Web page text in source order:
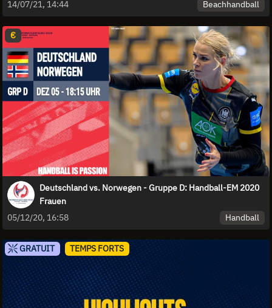
14/07/21, 14:44 Beachhandball
€
Deutschland vs. Norwegen - Gruppe D: Handball-EM 2020
Frauen
05/12/20, 16:58
Handball
GRATUIT TEMPS FORTS